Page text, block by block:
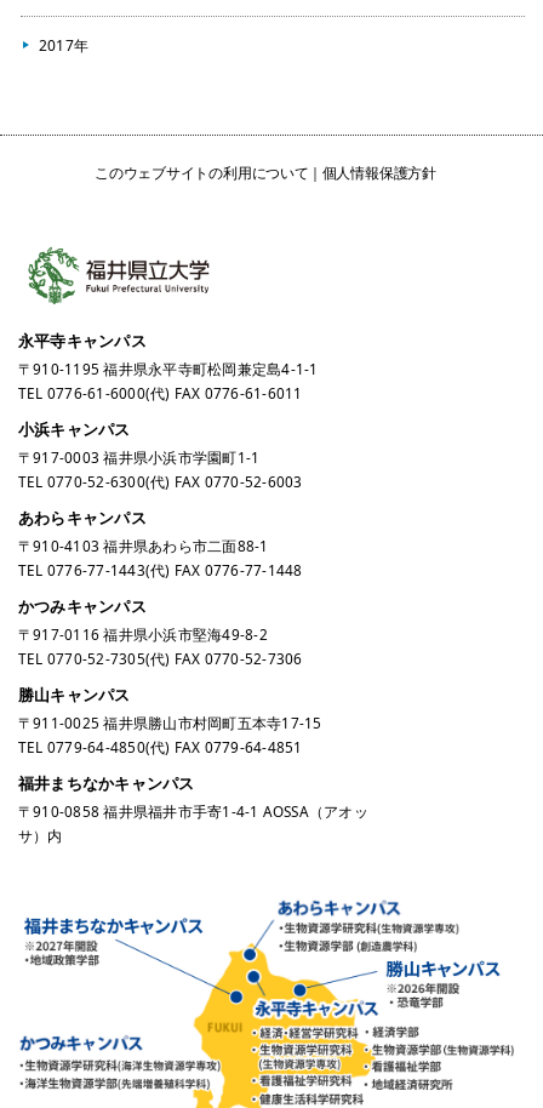
2017年
このウェブサイトの利用について 個人情報保護方針
永平寺キャンパス
〒910-1195 福井県永平寺町松岡兼定島4-1-1
TEL 0776-61-6000(代) FAX 0776-61-6011
小浜キャンパス
〒917-0003 福井県小浜市学園町1-1
TEL 0770-52-6300(代) FAX 0770-52-6003
あわらキャンパス
〒910-4103 福井県あわら市二面88-1
TEL 0776-77-1443(代) FAX 0776-77-1448
かつみキャンパス
〒917-0116 福井県小浜市堅海49-8-2
TEL 0770-52-7305(代) FAX 0770-52-7306
勝山キャンパス
〒911-0025 福井県勝山市村岡町五本寺17-15
TEL 0779-64-4850(代) FAX 0779-64-4851
福井まちなかキャンパス
〒910-0858 福井県福井市手寄1-4-1 AOSSA（アオッ
サ）内